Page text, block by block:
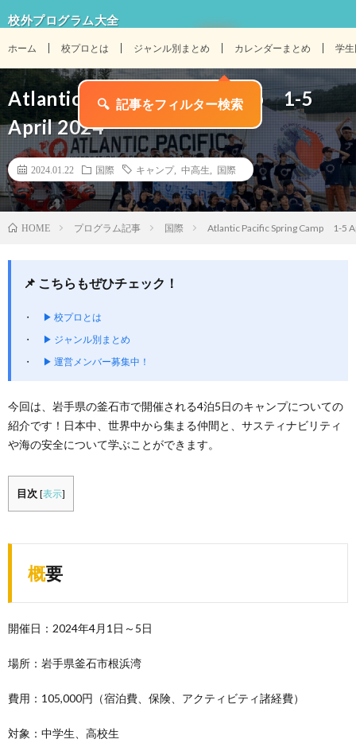
校外プログラム大全
ホーム 校プロとは ジャンル別まとめ カレンダーまとめ 学
Atlantic Pacific Spring Camp 1-5
April 2024
2024.01.22 国際 キャンプ, 中高生 国際
HOME プログラム記事 国際 Atlantic Pacific Spring Camp 1-5
📌 こちらもぜひチェック！
▶ 校プロとは
▶ ジャンル別まとめ
▶ 運営メンバー募集中！
今回は、岩手県の釜石市で開催される4泊5日のキャンプについての
紹介です！日本中、世界中から集まる仲間と、サスティナビリティ
や海の安全について学ぶことができます。
目次 [表示]
概要
開催日：2024年4月1日～5日
場所：岩手県釜石市根浜湾
費用：105,000円（宿泊費、保険、アクティビティ諸経費）
対象：中学生、高校生
🔍 記事をフィルター検索